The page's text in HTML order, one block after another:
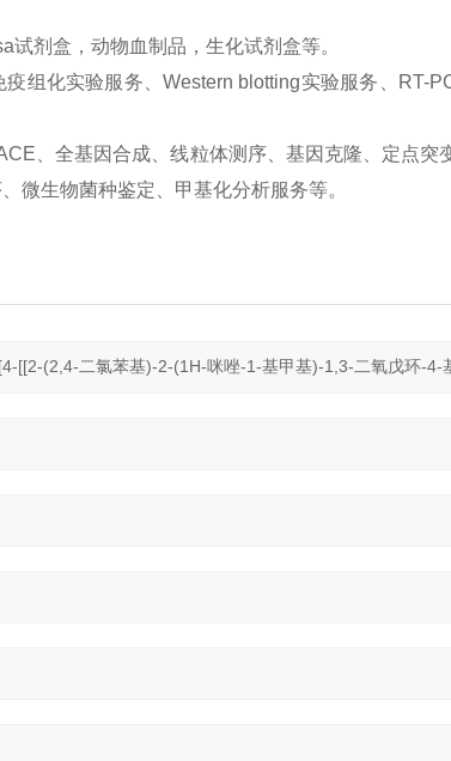
剂盒，动物血制品，生化试剂盒等。
组化实验服务、Western blotting实验服务、RT-
、全基因合成、线粒体测序、基因克隆、定点突
微生物菌种鉴定、甲基化分析服务等。